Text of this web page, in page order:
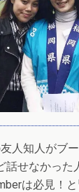
人知人がブ
話せなかった
は必見！